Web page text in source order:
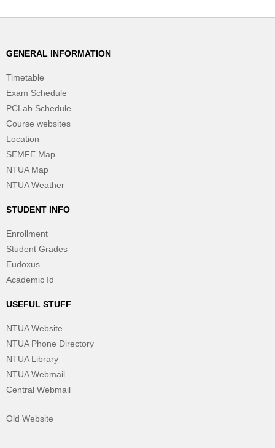
GENERAL INFORMATION
Timetable
Exam Schedule
PCLab Schedule
Course websites
Location
SEMFE Map
NTUA Map
NTUA Weather
STUDENT INFO
Enrollment
Student Grades
Eudoxus
Academic Id
USEFUL STUFF
NTUA Website
NTUA Phone Directory
NTUA Library
NTUA Webmail
Central Webmail
Old Website